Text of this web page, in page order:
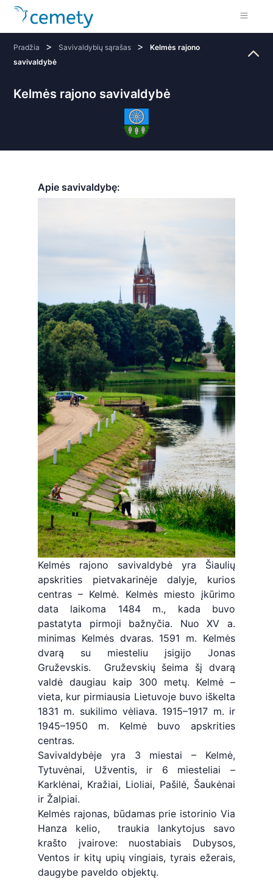
Pradžia > Savivaldybių sąrašas >
Kelmės rajono
savivaldybė
Kelmės rajono savivaldybė
Apie savivaldybę:
Kelmės rajono savivaldybė yra Šiaulių
apskrities pietvakarinėje dalyje, kurios
centras – Kelmė. Kelmės miesto įkūrimo
data laikoma 1484 m., kada buvo
pastatyta pirmoji bažnyčia. Nuo XV a.
minimas Kelmės dvaras. 1591 m. Kelmės
dvarą su miesteliu įsigijo Jonas
Gruževskis. Gruževskių šeima šį dvarą
valdė daugiau kaip 300 metų. Kelmė –
vieta, kur pirmiausia Lietuvoje buvo iškelta
1831 m. sukilimo vėliava. 1915–1917 m. ir
1945–1950 m. Kelmė buvo apskrities
centras.
Savivaldybėje yra 3 miestai – Kelmė,
Tytuvėnai, Užventis, ir 6 miesteliai –
Karklėnai, Kražiai, Lioliai, Pašilė, Šaukėnai
ir Žalpiai.
Kelmės rajonas, būdamas prie istorinio Via
Hanza kelio, traukia lankytojus savo
krašto įvairove: nuostabiais Dubysos,
Ventos ir kitų upių vingiais, tyrais ežerais,
daugybe paveldo objektų.